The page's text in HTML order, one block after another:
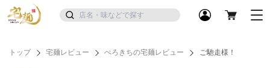
トップ 宅麺レビュー ぺろきちの宅麺レビュー ご馳走様！